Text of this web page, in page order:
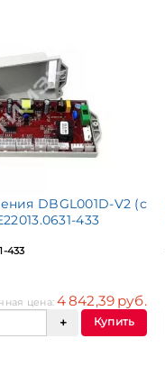
DBGL001D-V2 (с
433
433
цена:4 842,39 руб.
Купить